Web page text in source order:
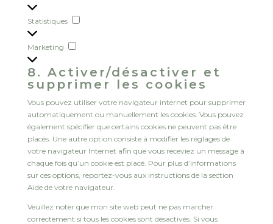
Statistiques
Marketing
8. Activer/désactiver et
supprimer les cookies
Vous pouvez utiliser votre navigateur internet pour supprimer
automatiquement ou manuellement les cookies. Vous pouvez
également spécifier que certains cookies ne peuvent pas être
placés. Une autre option consiste à modifier les réglages de
votre navigateur Internet afin que vous receviez un message à
chaque fois qu’un cookie est placé. Pour plus d’informations
sur ces options, reportez-vous aux instructions de la section
Aide de votre navigateur.
Veuillez noter que mon site web peut ne pas marcher
correctement si tous les cookies sont désactivés. Si vous